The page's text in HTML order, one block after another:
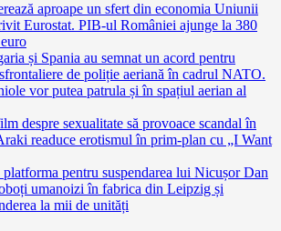
aproape un sfert din economia Uniunii
Eurostat. PIB-ul României ajunge la 380
și Spania au semnat un acord pentru
de poliție aeriană în cadrul NATO.
vor putea patrula și în spațiul aerian al
despre sexualitate să provoace scandal în
readuce erotismul în prim-plan cu „I Want
pentru suspendarea lui Nicușor Dan
umanoizi în fabrica din Leipzig și
la mii de unități